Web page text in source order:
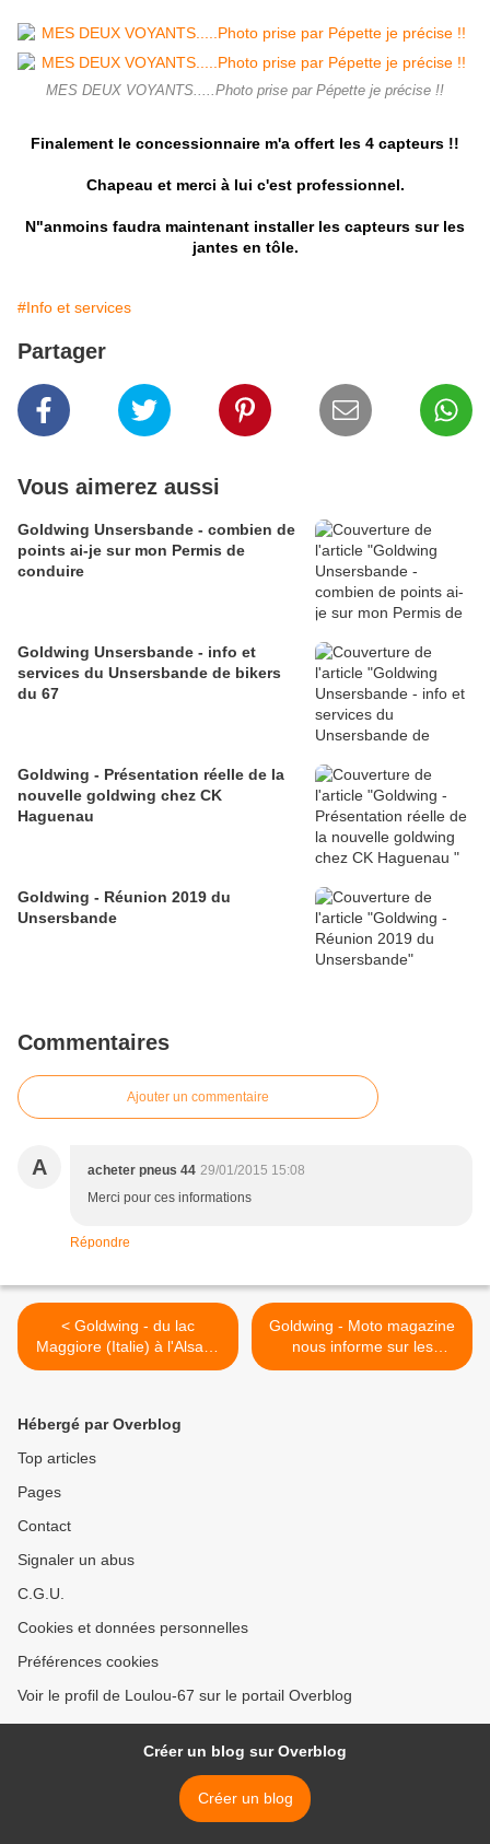
MES DEUX VOYANTS.....Photo prise par Pépette je précise !!
Finalement le concessionnaire m'a offert les 4 capteurs !!
Chapeau et merci à lui c'est professionnel.
N"anmoins faudra maintenant installer les capteurs sur les
jantes en tôle.
#Info et services
Partager
Vous aimerez aussi
Goldwing Unsersbande - combien de
points ai-je sur mon Permis de
conduire
Goldwing Unsersbande - info et
services du Unsersbande de bikers
du 67
Goldwing - Présentation réelle de la
nouvelle goldwing chez CK
Haguenau
Goldwing - Réunion 2019 du
Unsersbande
Commentaires
Ajouter un commentaire
A acheter pneus 44 29/01/2015 15:08
Merci pour ces informations
Répondre
< Goldwing - du lac
Maggiore (Italie) à l'Alsace
(France) via le gothard
Goldwing - Moto magazine
nous informe sur les
remontées de file à moto >
Hébergé par Overblog
Top articles
Pages
Contact
Signaler un abus
C.G.U.
Cookies et données personnelles
Préférences cookies
Voir le profil de Loulou-67 sur le portail Overblog
Créer un blog sur Overblog
Créer un blog